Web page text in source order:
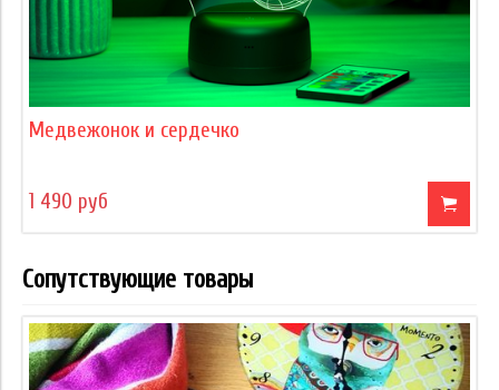
Медвежонок и сердечко
1 490 руб
Сопутствующие товары